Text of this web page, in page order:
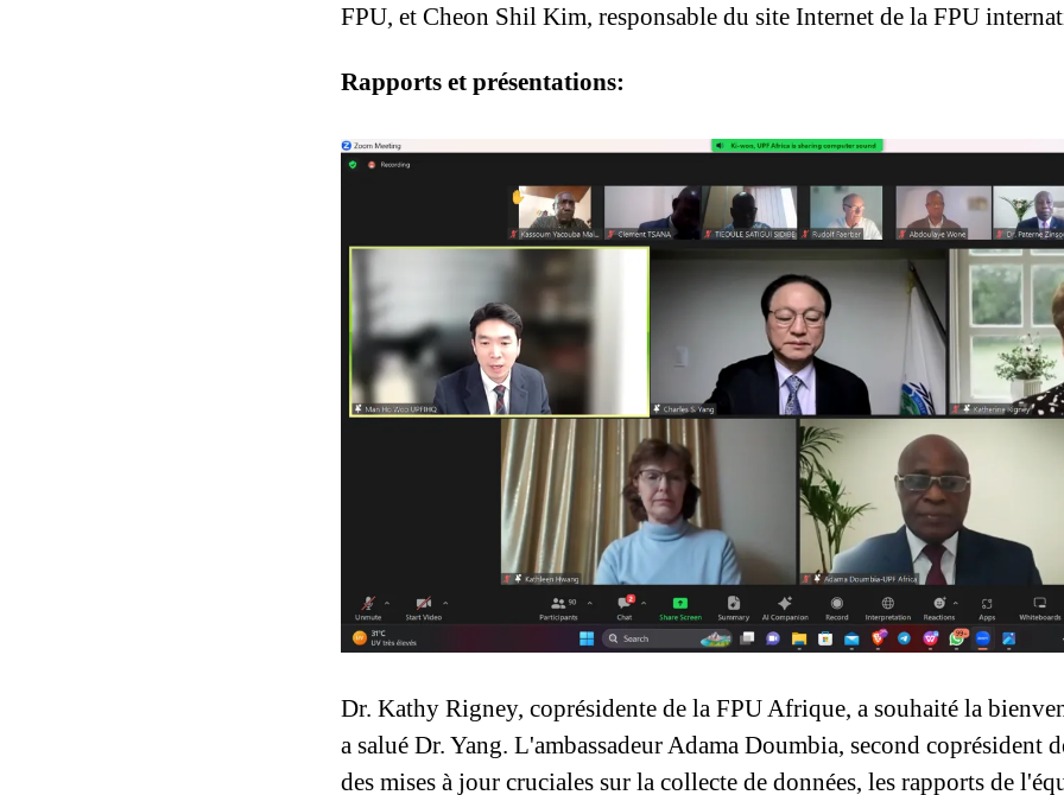
FPU, et Cheon Shil Kim, responsable du site Internet de la FPU
Rapports et présentations:
Dr. Kathy Rigney, coprésidente de la FPU Afrique, a souhaité la
a salué Dr. Yang. L'ambassadeur Adama Doumbia, second coprésident
des mises à jour cruciales sur la collecte de données, les rapports de